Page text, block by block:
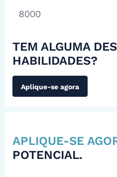
8000
TEM ALGUMA
HABILIDADES?
Aplique-se agora
APLIQUE-SE
POTENCIAL.